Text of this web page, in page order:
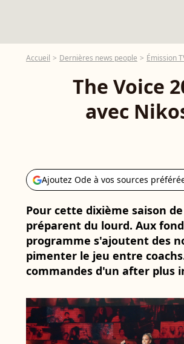
Accueil Dernières news people Émission
The Voice
avec
Ajoutez Ode à vos sources
Pour cette dixième saison
préparent du lourd. Aux
programme s'ajoutent des
pimenter le jeu entre
commandes d'un after plus